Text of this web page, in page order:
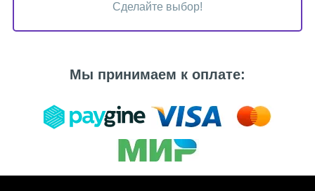
Сделайте выбор!
Мы принимаем к оплате: